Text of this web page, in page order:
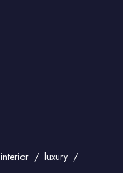
interior
luxury